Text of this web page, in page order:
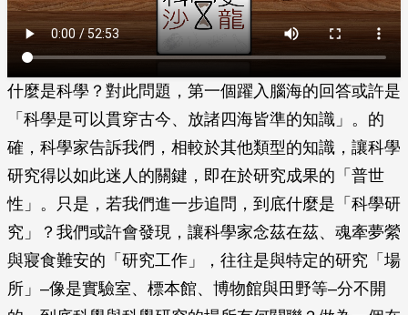
什麼是科學？對此問題，第一個躍入腦海的回答或許是
「科學是可以貫穿古今、放諸四海皆準的知識」。的
確，科學家告訴我們，相較於其他類型的知識，讓科學
研究得以如此迷人的關鍵，即在於研究成果的「普世
性」。只是，若我們進一步追問，到底什麼是「科學研
究」？我們或許會發現，讓科學家念茲在茲、魂牽夢縈
與寢食難安的「研究工作」，往往是與特定的研究「場
所」–像是實驗室、標本館、博物館與田野等–分不開